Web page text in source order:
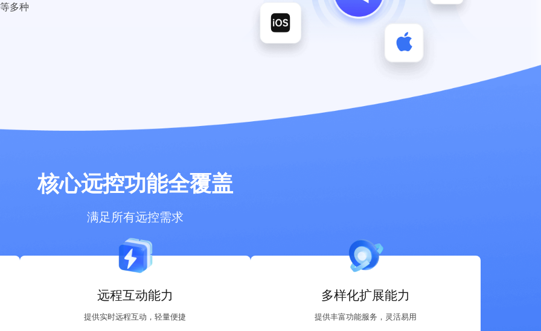
多种
核心远控功能全覆盖
满足所有远控需求
远程互动能力
提供实时远程互动，轻量便捷
多样化扩展能力
提供丰富功能服务，灵活易用